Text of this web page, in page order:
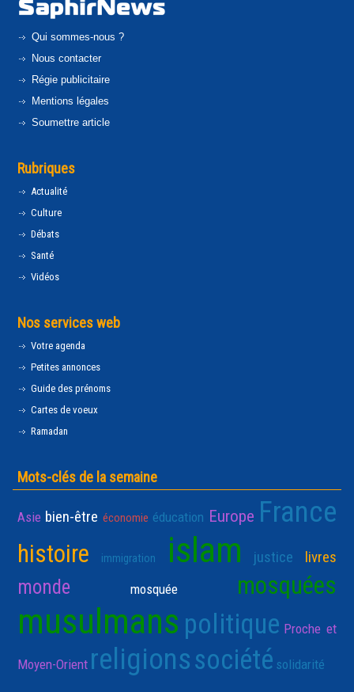
Qui sommes-nous ?
Nous contacter
Régie publicitaire
Mentions légales
Soumettre article
Rubriques
Actualité
Culture
Débats
Santé
Vidéos
Nos services web
Votre agenda
Petites annonces
Guide des prénoms
Cartes de voeux
Ramadan
Mots-clés de la semaine
Asie bien-être économie éducation Europe France
histoire immigration islam justice livres
monde mosquée mosquées
musulmans politique Proche et
Moyen-Orient religionssociété solidarité